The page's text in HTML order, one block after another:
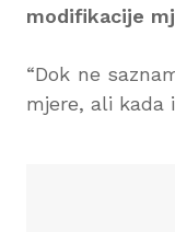
modifikacije
“Dok ne
mjere, ali kada